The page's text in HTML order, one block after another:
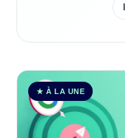
★ À LA UNE